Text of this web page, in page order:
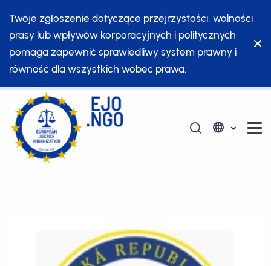
Twoje zgłoszenie dotyczące przejrzystości, wolności
prasy lub wpływów korporacyjnych i politycznych
pomaga zapewnić sprawiedliwy system prawny i
równość dla wszystkich wobec prawa.